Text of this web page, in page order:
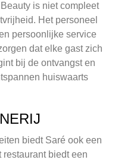
is niet compleet
Het personeel
persoonlijke service
dat elke gast zich
bij de ontvangst en
huiswaarts
biedt Saré ook een
biedt een